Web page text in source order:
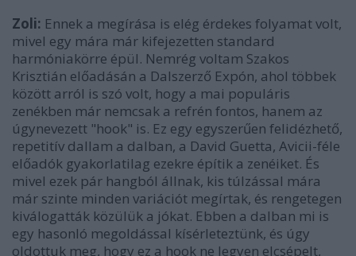
Zoli: Ennek a megírása is elég érdekes folyamat volt,
mivel egy mára már kifejezetten standard
harmóniakörre épül. Nemrég voltam Szakos
Krisztián előadásán a Dalszerző Expón, ahol többek
között arról is szó volt, hogy a mai populáris
zenékben már nemcsak a refrén fontos, hanem az
úgynevezett "hook" is. Ez egy egyszerűen felidézhető,
repetitív dallam a dalban, a David Guetta, Avicii-féle
előadók gyakorlatilag ezekre építik a zenéiket. És
mivel ezek pár hangból állnak, kis túlzással mára
már szinte minden variációt megírtak, és rengetegen
kiválogatták közülük a jókat. Ebben a dalban mi is
egy hasonló megoldással kísérleteztünk, és úgy
oldottuk meg, hogy ez a hook ne legyen elcsépelt,